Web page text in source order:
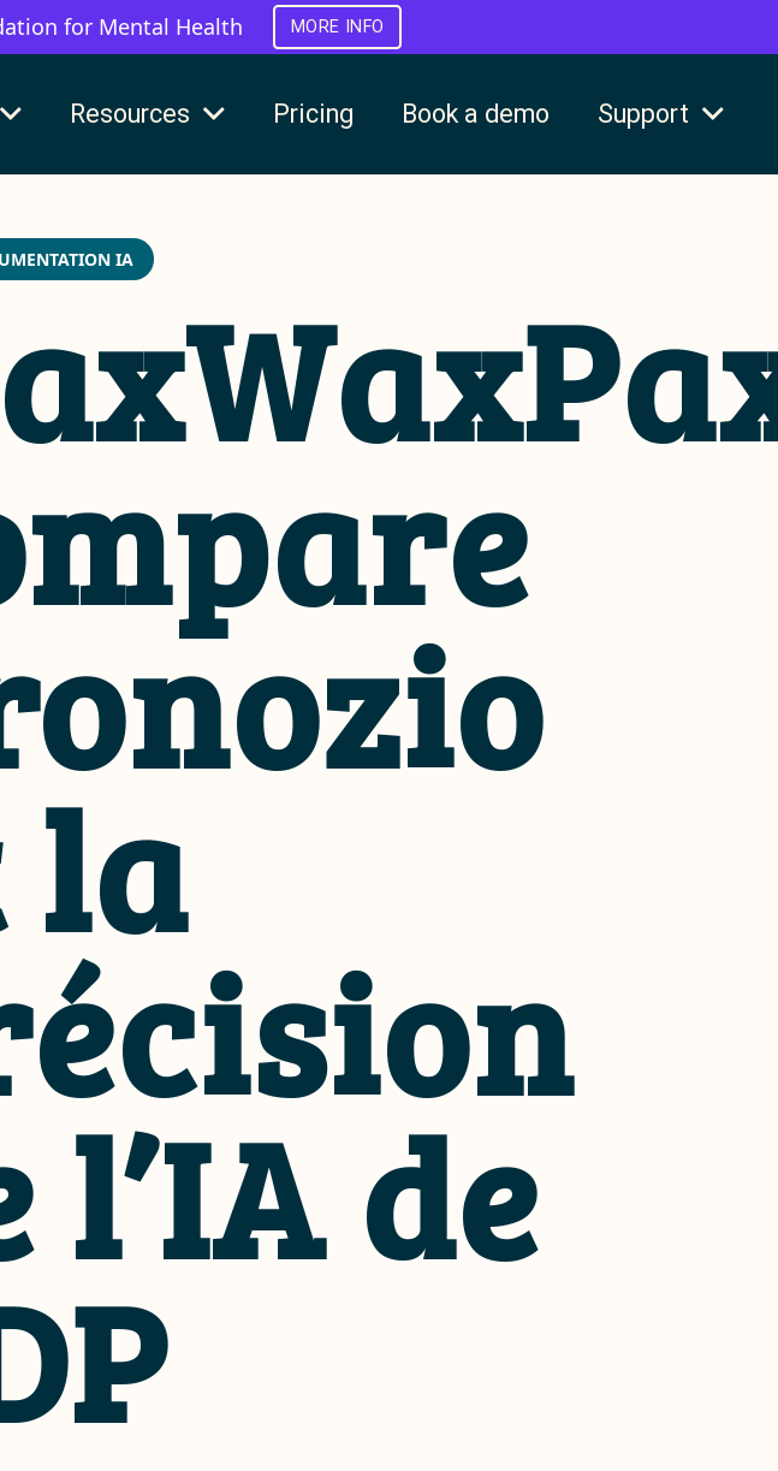
for Mental Health MORE INFO
Resources Pricing Book a demo Support
IA
la
l’IA de